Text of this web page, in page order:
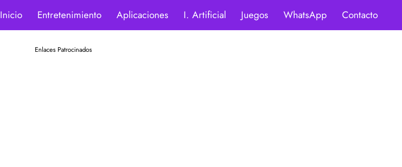
Inicio Entretenimiento Aplicaciones I. Artificial Juegos WhatsApp Contacto
Enlaces Patrocinados